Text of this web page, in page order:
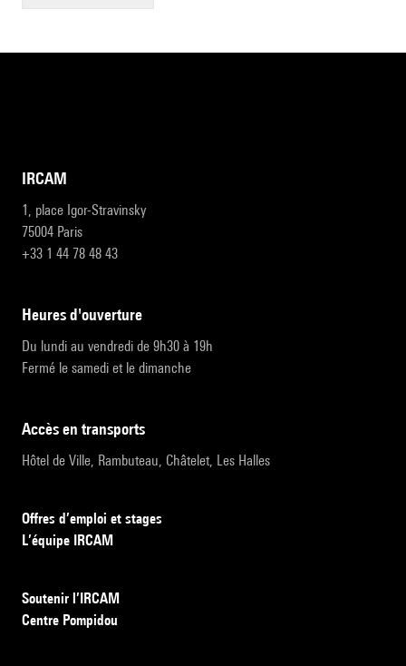
IRCAM
1, place Igor-Stravinsky
75004 Paris
+33 1 44 78 48 43
heures d'ouverture
Du lundi au vendredi de 9h30 à 19h
Fermé le samedi et le dimanche
accès en transports
Hôtel de Ville, Rambuteau, Châtelet, Les Halles
Offres d’emploi et stages
L’équipe IRCAM
Soutenir l’IRCAM
Centre Pompidou